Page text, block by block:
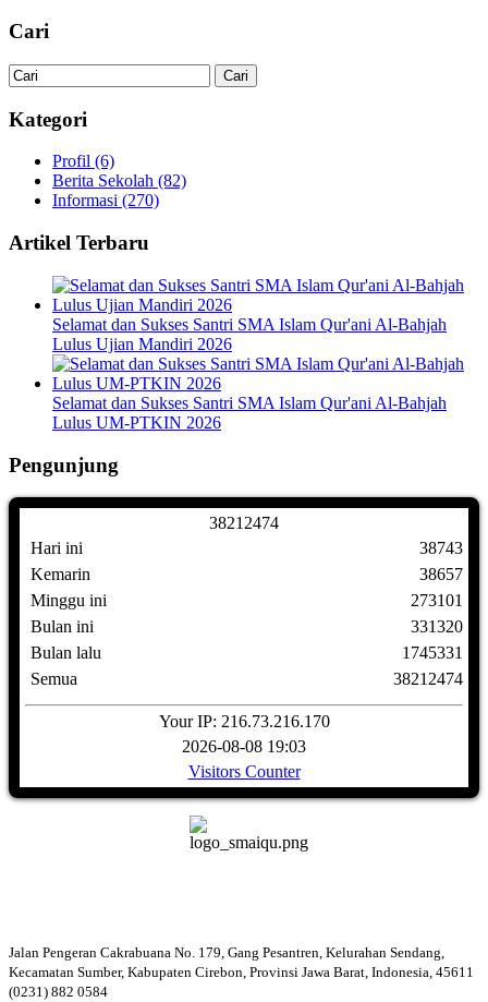
Cari
Kategori
Profil (6)
Berita Sekolah (82)
Informasi (270)
Artikel Terbaru
Selamat dan Sukses Santri SMA Islam Qur'ani Al-Bahjah
Lulus Ujian Mandiri 2026
Selamat dan Sukses Santri SMA Islam Qur'ani Al-Bahjah
Lulus UM-PTKIN 2026
Pengunjung
3821 2474
Hari ini
Kemarin
Minggu ini
Bulan ini
Bulan lalu
Semua
38743
38657
273101
331320
1745331
38212474
Your IP: 216.73.216.170
2026-08-08 19:03
Visitors Counter
Jalan Pengeran Cakrabuana No. 179, Gang Pesantren, Kelurahan Sendang,
Kecamatan Sumber, Kabupaten Cirebon, Provinsi Jawa Barat, Indonesia, 45611
(0231) 882 0584